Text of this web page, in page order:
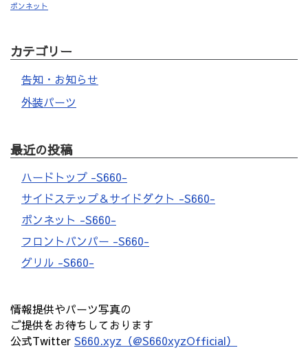
ボンネット
カテゴリー
告知・お知らせ
外装パーツ
最近の投稿
ハードトップ -S660-
サイドステップ＆サイドダクト -S660-
ボンネット -S660-
フロントバンパー -S660-
グリル -S660-
情報提供やパーツ写真の
ご提供をお待ちしております
公式Twitter S660.xyz（@S660xyzOfficial）